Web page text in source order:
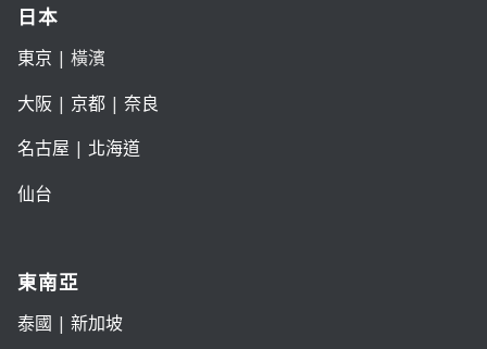
日本
東京 | 橫濱
大阪 | 京都| 奈良
名古屋| 北海道
仙台
東南亞
泰國 | 新加坡